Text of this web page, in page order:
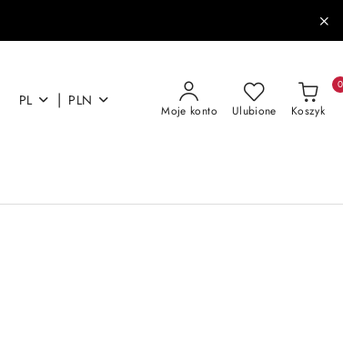
PL | PLN
Moje konto Ulubione Koszyk
0